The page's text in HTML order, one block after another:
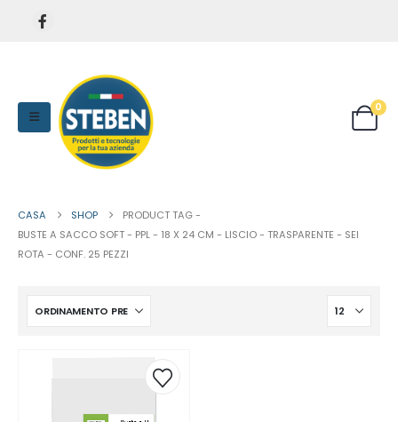
0
CASA SHOP
PRODUCT TAG -
BUSTE A SACCO SOFT - PPL - 18 X 24 CM - LISCIO - TRASPARENTE - SEI
ROTA - CONF. 25 PEZZI